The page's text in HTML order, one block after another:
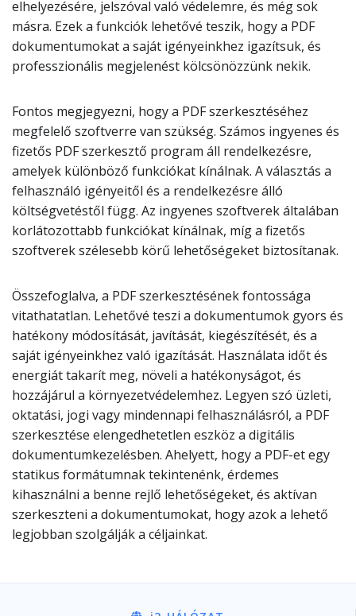
elhelyezésére, jelszóval való védelemre, és még sok
másra. Ezek a funkciók lehetővé teszik, hogy a PDF
dokumentumokat a saját igényeinkhez igazítsuk, és
professzionális megjelenést kölcsönözzünk nekik.
Fontos megjegyezni, hogy a PDF szerkesztéséhez
megfelelő szoftverre van szükség. Számos ingyenes és
fizetős PDF szerkesztő program áll rendelkezésre,
amelyek különböző funkciókat kínálnak. A választás a
felhasználó igényeitől és a rendelkezésre álló
költségvetéstől függ. Az ingyenes szoftverek általában
korlátozottabb funkciókat kínálnak, míg a fizetős
szoftverek szélesebb körű lehetőségeket biztosítanak.
Összefoglalva, a PDF szerkesztésének fontossága
vitathatatlan. Lehetővé teszi a dokumentumok gyors és
hatékony módosítását, javítását, kiegészítését, és a
saját igényeinkhez való igazítását. Használata időt és
energiát takarít meg, növeli a hatékonyságot, és
hozzájárul a környezetvédelemhez. Legyen szó üzleti,
oktatási, jogi vagy mindennapi felhasználásról, a PDF
szerkesztése elengedhetetlen eszköz a digitális
dokumentumkezelésben. Ahelyett, hogy a PDF-et egy
statikus formátumnak tekintenénk, érdemes
kihasználni a benne rejlő lehetőségeket, és aktívan
szerkeszteni a dokumentumokat, hogy azok a lehető
legjobban szolgálják a céljainkat.